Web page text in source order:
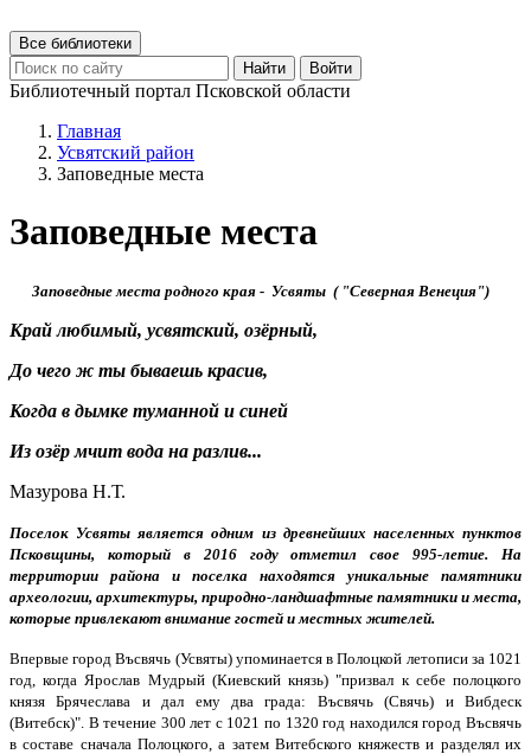
Все библиотеки
Найти
Войти
Библиотечный портал Псковской области
Главная
Усвятский район
Заповедные места
Заповедные места
Заповедные места родного края - Усвяты ( "Северная Венеция")
Край любимый, усвятский, озёрный,
До чего ж ты бываешь красив,
Когда в дымке туманной и синей
Из озёр мчит вода на разлив...
Мазурова Н.Т.
Поселок Усвяты является одним из древнейших населенных пунктов
Псковщины, который в 2016 году отметил свое 995-летие. На
территории района и поселка находятся уникальные памятники
археологии, архитектуры, природно-ландшафтные памятники и места,
которые привлекают внимание гостей и местных жителей.
Впервые город Въсвячь (Усвяты) упоминается в Полоцкой летописи за 1021
год, когда Ярослав Мудрый (Киевский князь) "призвал к себе полоцкого
князя Брячеслава и дал ему два града: Въсвячь (Свячь) и Вибдеск
(Витебск)". В течение 300 лет с 1021 по 1320 год находился город Въсвячь
в составе сначала Полоцкого, а затем Витебского княжеств и разделял их